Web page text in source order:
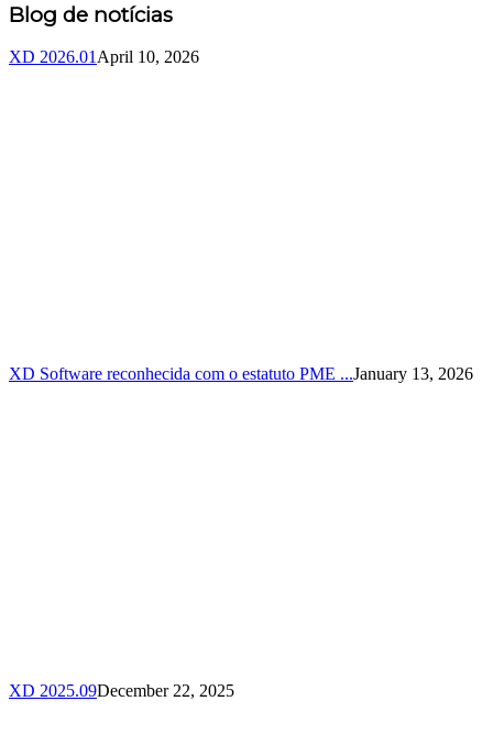
Blog de notícias
XD 2026.01 April 10, 2026
XD Software reconhecida com o estatuto PME ...January 13, 2026
XD 2025.09December 22, 2025